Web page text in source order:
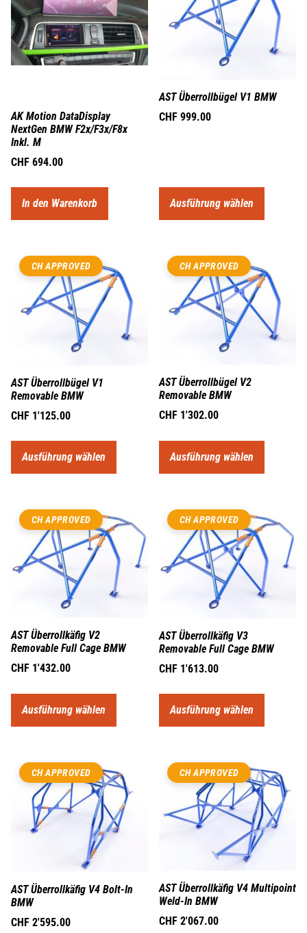
AK Motion DataDisplay
NextGen BMW F2x/F3x/F8x
Inkl. M
CHF 694.00
In den Warenkorb
AST Überrollbügel V1 BMW
CHF 999.00
Ausführung wählen
CH APPROVED
AST Überrollbügel V1
Removable BMW
CHF 1'125.00
Ausführung wählen
CH APPROVED
AST Überrollbügel V2
Removable BMW
CHF 1'302.00
Ausführung wählen
CH APPROVED
AST Überrollkäfig V2
Removable Full Cage BMW
CHF 1'432.00
Ausführung wählen
CH APPROVED
AST Überrollkäfig V3
Removable Full Cage BMW
CHF 1'613.00
Ausführung wählen
CH APPROVED
AST Überrollkäfig V4 Bolt-In
BMW
CHF 2'595.00
CH APPROVED
AST Überrollkäfig V4 Multipoint
Weld-In BMW
CHF 2'067.00